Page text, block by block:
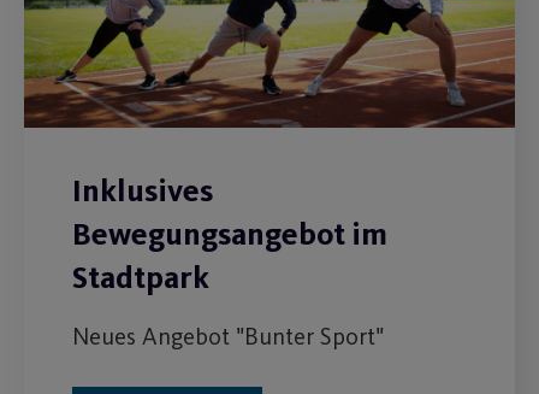
Inklusives
Bewegungsangebot im
Stadtpark
Neues Angebot "Bunter Sport"